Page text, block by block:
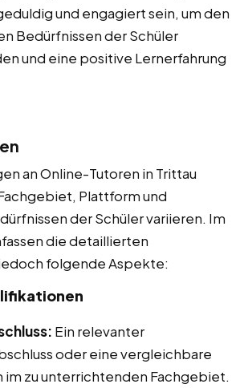
und engagiert sein, um den
Bedürfnissen der Schüler
und eine positive Lernerfahrung
an Online-Tutoren in Trittau
Plattform und
der Schüler variieren. Im
die detaillierten
folgende Aspekte:
Ein relevanter
oder eine vergleichbare
im zu unterrichtenden Fachgebiet.